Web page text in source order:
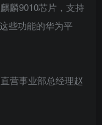
麟9010芯片，支持
些功能的华为平
营事业部总经理赵